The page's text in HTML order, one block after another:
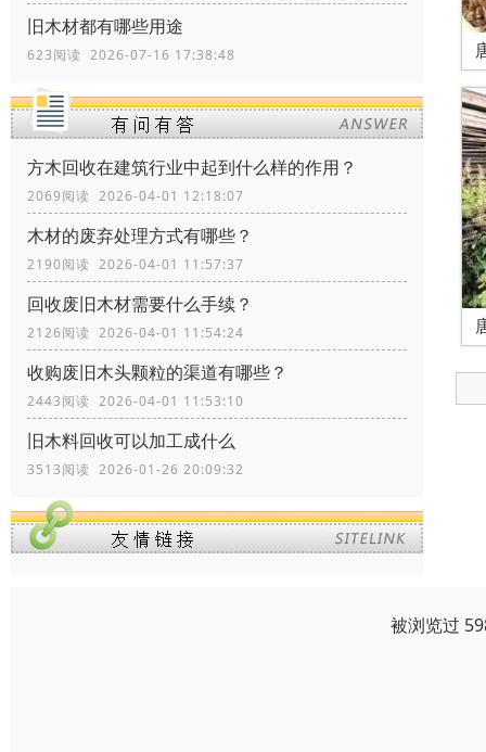
旧木材都有哪些用途
623阅读 2026-07-16 17:38:48
方木回收在建筑行业中起到什么样的作用？
2069阅读 2026-04-01 12:18:07
木材的废弃处理方式有哪些？
2190阅读 2026-04-01 11:57:37
回收废旧木材需要什么手续？
2126阅读 2026-04-01 11:54:24
收购废旧木头颗粒的渠道有哪些？
2443阅读 2026-04-01 11:53:10
旧木料回收可以加工成什么
3513阅读 2026-01-26 20:09:32
被浏览过